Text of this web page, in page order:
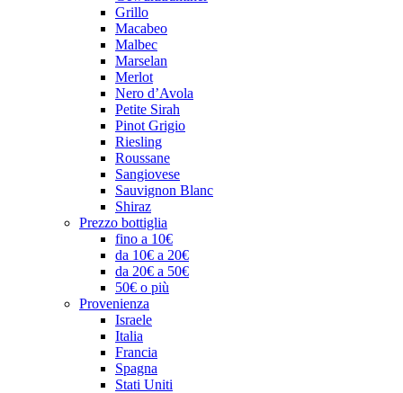
Grillo
Macabeo
Malbec
Marselan
Merlot
Nero d’Avola
Petite Sirah
Pinot Grigio
Riesling
Roussane
Sangiovese
Sauvignon Blanc
Shiraz
Prezzo bottiglia
fino a 10€
da 10€ a 20€
da 20€ a 50€
50€ o più
Provenienza
Israele
Italia
Francia
Spagna
Stati Uniti